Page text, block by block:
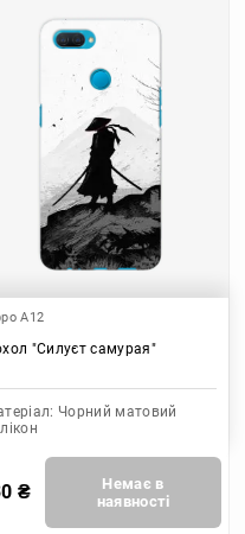
A12
"Силуєт самурая"
Чорний матовий
₴
Немає в
наявності